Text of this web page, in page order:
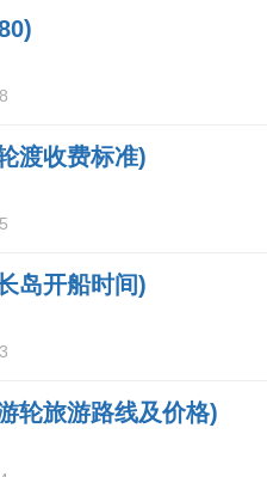
渡收费标准)
岛开船时间)
轮旅游路线及价格)